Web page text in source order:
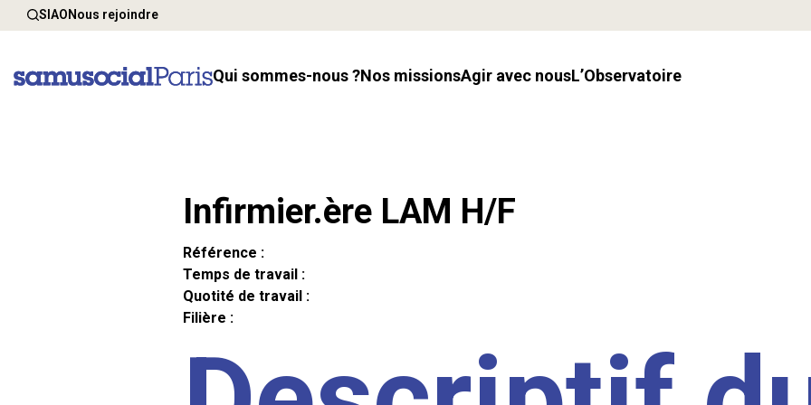
SIAONous rejoindre
Qui sommes-nous ? Nos missions Agir avec nous l’Observatoire
Infirmier.ère LAM H/F
Référence :
Temps de travail :
Quotité de travail :
Filière :